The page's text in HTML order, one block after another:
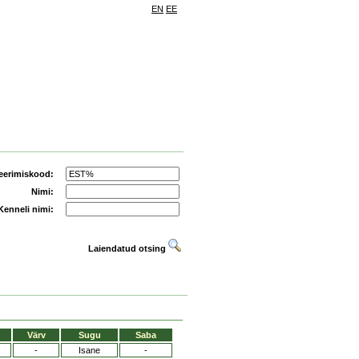
EN EE
Nimi:
nimi:
Laiendatud otsing
Värv Sugu
Saba
- Isane -